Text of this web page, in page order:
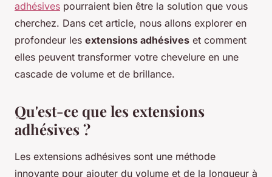
adhésives pourraient bien être la solution que vous
cherchez. Dans cet article, nous allons explorer en
profondeur les extensions adhésives et comment
elles peuvent transformer votre chevelure en une
cascade de volume et de brillance.
Qu'est-ce que les extensions
adhésives ?
Les extensions adhésives sont une méthode
innovante pour ajouter du volume et de la longueur à